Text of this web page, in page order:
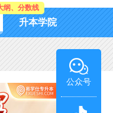
纲、分数线
升本学院
公众号